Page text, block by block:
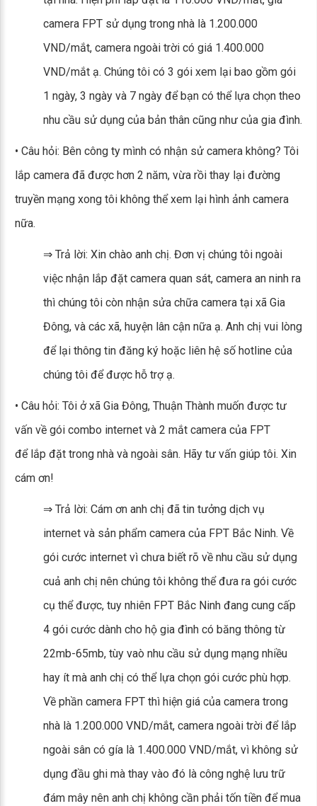
camera FPT sử dụng trong nhà là 1.200.000
VND/mắt, camera ngoài trời có giá 1.400.000
VND/mắt ạ. Chúng tôi có 3 gói xem lại bao gồm gói
1 ngày, 3 ngày và 7 ngày để bạn có thể lựa chọn theo
nhu cầu sử dụng của bản thân cũng như của gia đình.
• Câu hỏi: Bên công ty mình có nhận sử camera không? Tôi
lắp camera đã được hơn 2 năm, vừa rồi thay lại đường
truyền mạng xong tôi không thể xem lại hình ảnh camera
nữa.
⇒ Trả lời: Xin chào anh chị. Đơn vị chúng tôi ngoài
việc nhận lắp đặt camera quan sát, camera an ninh ra
thì chúng tôi còn nhận sửa chữa camera tại xã Gia
Đông, và các xã, huyện lân cận nữa ạ. Anh chị vui lòng
để lại thông tin đăng ký hoặc liên hệ số hotline của
chúng tôi để được hỗ trợ ạ.
• Câu hỏi: Tôi ở xã Gia Đông, Thuận Thành muốn được tư
vấn về gói combo internet và 2 mắt camera của FPT
để lắp đặt trong nhà và ngoài sân. Hãy tư vấn giúp tôi. Xin
cám ơn!
⇒ Trả lời: Cám ơn anh chị đã tin tưởng dịch vụ
internet và sản phẩm camera của FPT Bắc Ninh. Về
gói cước internet vì chưa biết rõ về nhu cầu sử dụng
cuả anh chị nên chúng tôi không thể đưa ra gói cước
cụ thể được, tuy nhiên FPT Bắc Ninh đang cung cấp
4 gói cước dành cho hộ gia đình có băng thông từ
22mb-65mb, tùy vaò nhu cầu sử dụng mạng nhiều
hay ít mà anh chị có thể lựa chọn gói cước phù hợp.
Về phần camera FPT thì hiện giá của camera trong
nhà là 1.200.000 VND/mắt, camera ngoài trời để lắp
ngoài sân có gía là 1.400.000 VND/mắt, vì không sử
dụng đầu ghi mà thay vào đó là công nghệ lưu trữ
đám mây nên anh chị không cần phải tốn tiền để mua